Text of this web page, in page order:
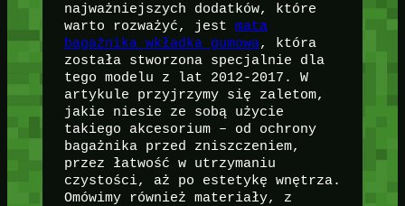
najważniejszych dodatków, które
warto rozważyć, jest mata
bagażnika wkładka gumowa, która
została stworzona specjalnie dla
tego modelu z lat 2012-2017. W
artykule przyjrzymy się zaletom,
jakie niesie ze sobą użycie
takiego akcesorium – od ochrony
bagażnika przed zniszczeniem,
przez łatwość w utrzymaniu
czystości, aż po estetykę wnętrza.
Omówimy również materiały, z